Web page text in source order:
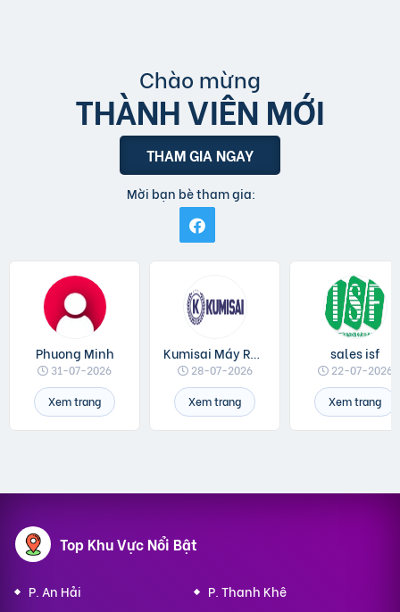
Chào mừng
THÀNH VIÊN MỚI
THAM GIA NGAY
Mời bạn bè tham gia:
Phuong Minh
31-07-2026
Xem trang
Kumisai Máy Rửa Xe
28-07-2026
Xem trang
sales isf
22-07-2026
Xem trang
Top Khu Vực Nổi Bật
P. An Hải
P. Thanh Khê